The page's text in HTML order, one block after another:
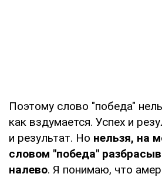
Поэтому слово "победа"
как вздумается. Успех и
и результат. Но нельзя, на
словом "победа"
налево. Я понимаю, что